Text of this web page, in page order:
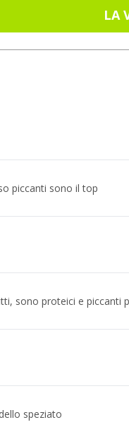
LA
piccanti sono il top
sono proteici e piccanti
speziato